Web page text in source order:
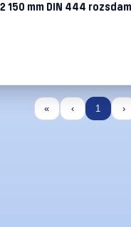
150 mm DIN 444
« ‹ 1 ›